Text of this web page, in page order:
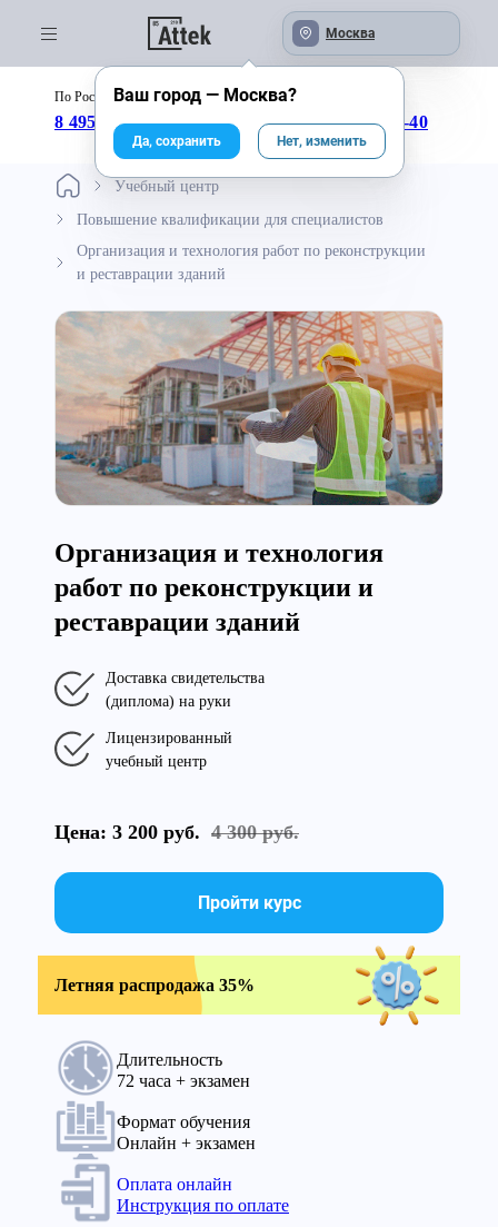
Москва
По России бесплатно:
8 495 246-04-43 8 800 333-25-40
Учебный центр
Повышение квалификации для специалистов
Организация и технология работ по реконструкции
и реставрации зданий
Организация и технология
работ по реконструкции и
реставрации зданий
Доставка свидетельства
(диплома) на руки
Лицензированный
учебный центр
Цена: 3 200 руб. 4 300 руб.
Пройти курс
Летняя распродажа 35%
Длительность
72 часа + экзамен
Формат обучения
Онлайн + экзамен
Оплата онлайн
Инструкция по оплате
Ваш город — Москва?
Да, сохранить Нет, изменить